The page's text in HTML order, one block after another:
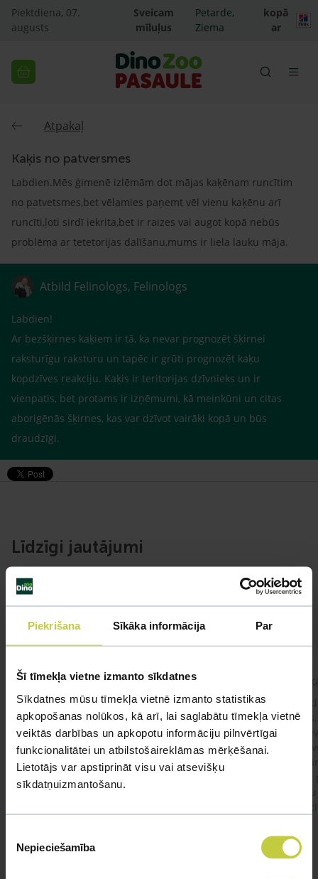
Piekrišana Sīkāka informācija Par
Šī tīmekļa vietne izmanto sīkdatnes
Sīkdatnes mūsu tīmekļa vietnē izmanto statistikas
apkopošanas nolūkos, kā arī, lai saglabātu tīmekļa vietnē
veiktās darbības un apkopotu informāciju pilnvērtīgai
funkcionalitātei un atbilstošaireklāmas mērķēšanai.
Lietotājs var apstiprināt visu vai atsevišķu
sīkdatņuizmantošanu.
izvēle
Nepieciešamība
Piektdiena, 07.
augusts
Sveicam
mīluļus
Petarde,
Ziema
kopā
ar
Atpakaļ
Kaķis no patversmes
Labdien.Mēs ģimenē izlēmām dot mājas kaķēnam runcītim
no patvetsmes,bet vēlamies paņemt vēl vienu kaķēnu arī
runcīti,ļoti sirdī iekrita,bet ir raizes vai augot kopā nebūs
problēma ar tetetorijas dalīšanu,mums ir liela lauku māja.
Atbild Felinologs, Felinologs
Labdien!
Ar bezšķirnes kaķiem ir tā, ka nevar prognozēt šķirnei
raksturīgu raksturu un tapēc ir grūti prognozēt kaķu
kopdzīves reakciju. Kaķis ir teritorijas dzīvnieks un ir
vienpatis, bet protams ir izņēmumi, kā meinkūni un citas
aborigēnās šķirnes, kas var dzīvot vairāki kopā un būs
draudzīgi.
Līdzīgi jautājumi
Mūsu eksperti spēs atbildēt uz jebkuru Jūsu jautājumu
UZDOT JAUTĀJUMU
kaķis apēdis plēvi
Ja kaķim gadījies apēst plastiku ,ko ieklāj zem
garnelēm kārbiņās apakšā.Kādas sekas varētu
būt?Kā kaķis varētu reağēt...Ko darīt?
#kakis #apedis